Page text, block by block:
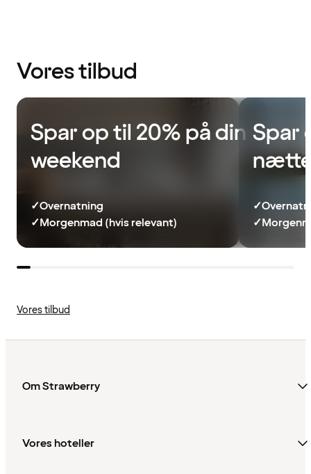
Vores tilbud
Spar op til 20% på din
weekend
✓Overnatning
✓Morgenmad (hvis relevant)
Spar
✓
✓
Vores tilbud
Om Strawberry
Vores hoteller